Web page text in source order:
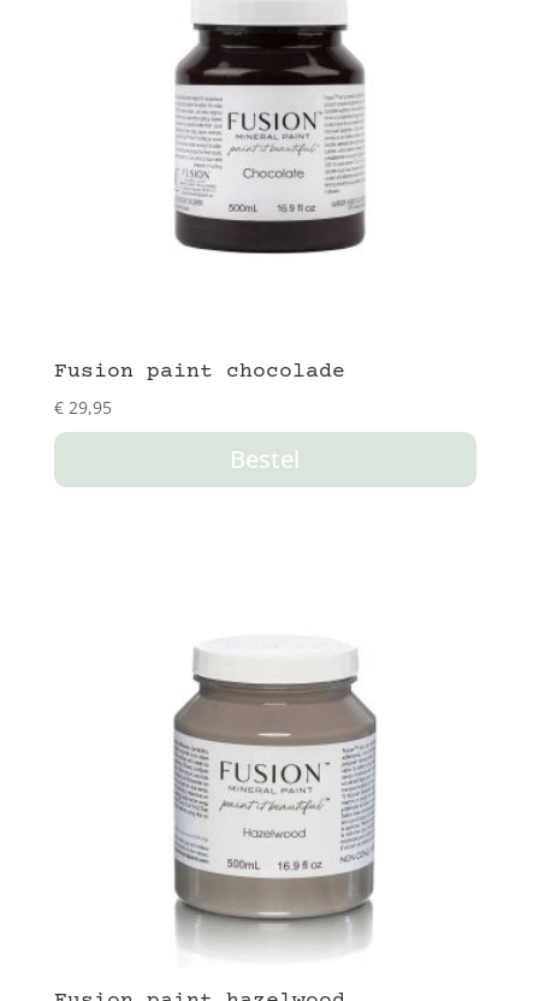
Fusion paint chocolade
€29,95
Bestel